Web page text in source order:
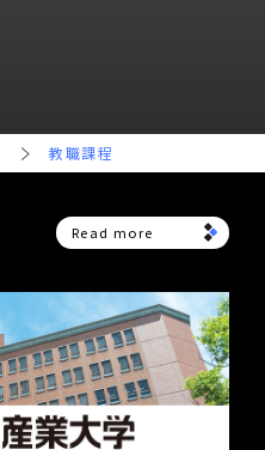
教職課程
Read more